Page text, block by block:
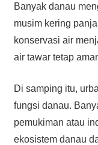
Banyak danau
musim kering
konservasi air
air tawar tetap
Di samping itu,
fungsi danau.
pemukiman atau
ekosistem danau